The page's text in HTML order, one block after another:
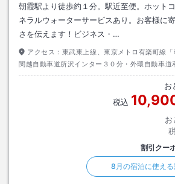
朝霞駅より徒歩約１分。駅近至便。ホット
ネラルウォーターサービスあり。お客様に
さを伝えます！ビジネス・…
アクセス： 東武東上線、東京メトロ有楽町線「
関越自動車道所沢インター３０分・外環自動車道
分。
お
税込
お
割引クー
8月の宿泊に使え